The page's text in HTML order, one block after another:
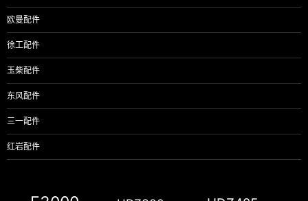
欧曼配件
徐工配件
玉柴配件
东风配件
三一配件
红岩配件